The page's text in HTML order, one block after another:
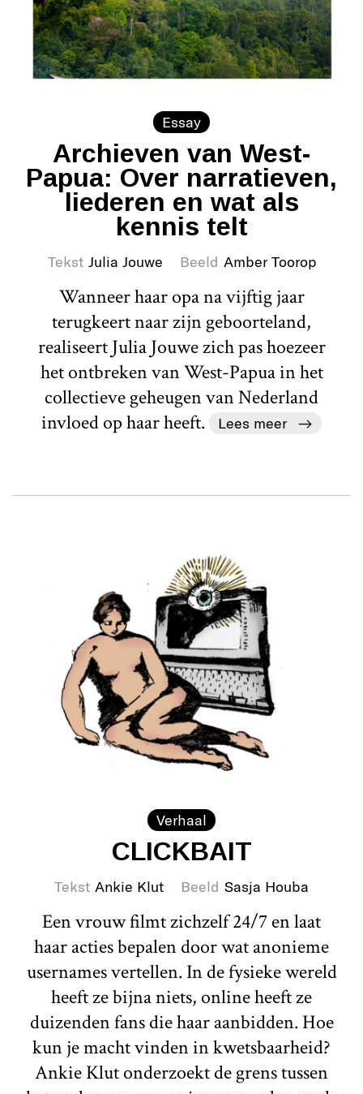
Essay
Archieven van West-
Papua: Over narratieven,
liederen en wat als
kennis telt
Tekst Julia Jouwe Beeld Amber Toorop
Wanneer haar opa na vijftig jaar
terugkeert naar zijn geboorteland,
realiseert Julia Jouwe zich pas hoezeer
het ontbreken van West-Papua in het
collectieve geheugen van Nederland
invloed op haar heeft.
Lees meer
Verhaal
CLICKBAIT
Tekst Ankie Klut Beeld Sasja Houba
Een vrouw filmt zichzelf 24/7 en laat
haar acties bepalen door wat anonieme
usernames vertellen. In de fysieke wereld
heeft ze bijna niets, online heeft ze
duizenden fans die haar aanbidden. Hoe
kun je macht vinden in kwetsbaarheid?
Ankie Klut onderzoekt de grens tussen